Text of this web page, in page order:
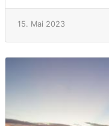
15. Mai 2023